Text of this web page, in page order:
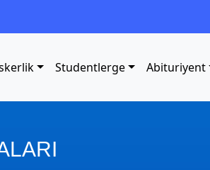
Studentlerge Abituriyent